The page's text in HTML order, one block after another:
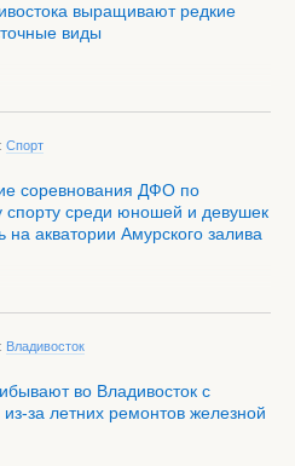
выращивают редкие
виды
Спорт
соревнования ДФО по
спорту среди юношей и девушек
на акватории Амурского залива
Владивосток
во Владивосток с
за летних ремонтов железной